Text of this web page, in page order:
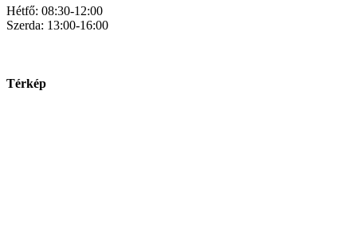
Hétfő: 08:30-12:00
Szerda: 13:00-16:00
Térkép